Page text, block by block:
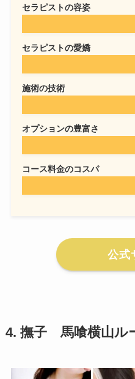
セラピストの容姿
セラピストの愛嬌
施術の技術
オプションの豊富さ
コース料金のコスパ
公式
4. 撫子 馬喰横山ル